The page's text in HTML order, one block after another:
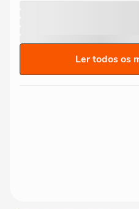
Ler todos os